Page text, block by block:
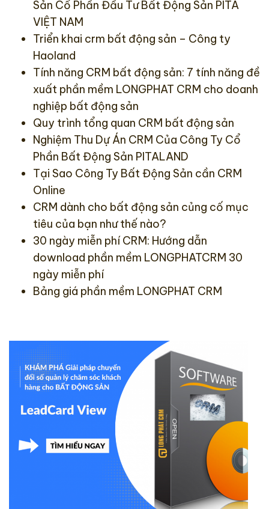
Sản Cổ Phần Đầu Tư Bất Động Sản PITA
VIỆT NAM
Triển khai crm bất động sản – Công ty
Haoland
Tính năng CRM bất động sản: 7 tính năng đề
xuất phần mềm LONGPHAT CRM cho doanh
nghiệp bất động sản
Quy trình tổng quan CRM bất động sản
Nghiệm Thu Dự Án CRM Của Công Ty Cổ
Phần Bất Động Sản PITALAND
Tại Sao Công Ty Bất Động Sản cần CRM
Online
CRM dành cho bất động sản củng cố mục
tiêu của bạn như thế nào?
30 ngày miễn phí CRM: Hướng dẫn
download phần mềm LONGPHATCRM 30
ngày miễn phí
Bảng giá phần mềm LONGPHAT CRM